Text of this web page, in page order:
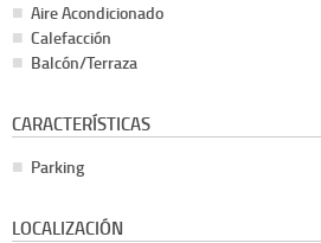
Aire Acondicionado
Calefacción
Balcón/Terraza
CARACTERÍSTICAS
Parking
LOCALIZACIÓN